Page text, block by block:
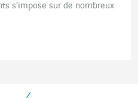
s’impose sur de nombreux